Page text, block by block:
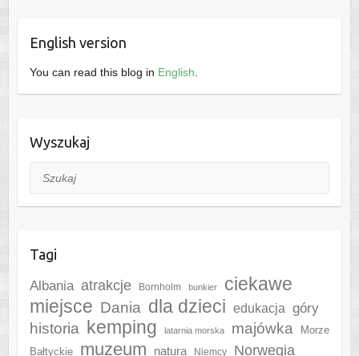
English version
You can read this blog in English
Wyszukaj
Szukaj
Tagi
Albania atrakcje Bornholm bunkier
ciekawe
miejsce Dania dla dzieci edukacja góry
historia kemping latarnia morska majówka
Morze
Bałtyckie
muzeum natura Niemcy Norwegia